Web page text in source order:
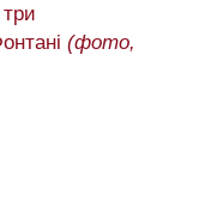
(фото,